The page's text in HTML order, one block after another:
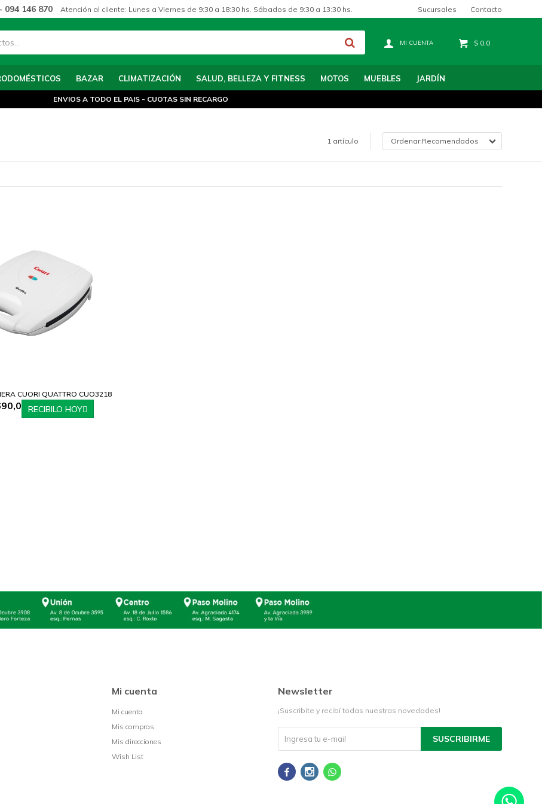
BAZAR CLIMATIZACIÓN SALUD, BELLEZA Y FITNESS MOTOS MUEBLES JARDÍN
$ 0,0
094 146 870 Atención al cliente: Lunes a Viernes de 9:30 a 18:30 hs. Sábados de 9:30 a 13:30 hs. Sucursales Contacto
ENVIOS A TODO EL PAIS - CUOTAS SIN RECARGO
1 artículo Recomendados
CUORI QUATTRO CUO3218
RECIBILO HOY
Mi cuenta
Mi cuenta
Mis compras
Mis direcciones
Wish List
Newsletter
¡Suscribite y recibí todas nuestras novedades!
SUSCRIBIRME
  